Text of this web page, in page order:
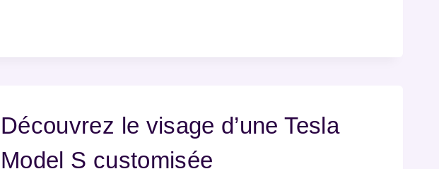
Découvrez le visage d’une Tesla
Model S customisée